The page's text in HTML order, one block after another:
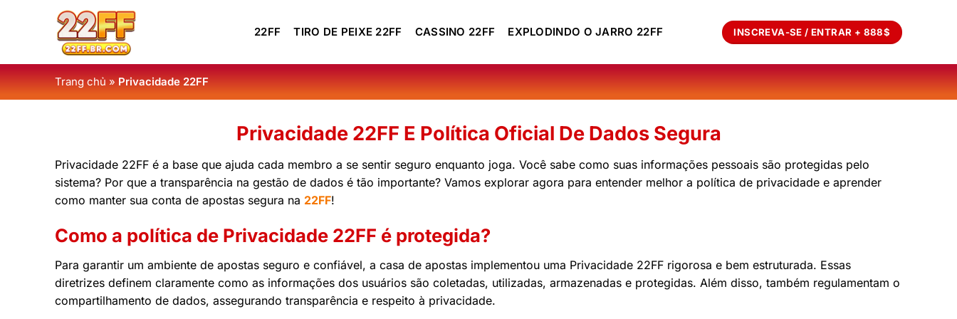
22FF TIRO DE PEIXE 22FF CASSINO 22FF EXPLODINDO O JARRO 22FF INSCREVA-SE / ENTRAR + 888$
Trang chủ»Privacidade 22FF
Privacidade 22FF E Política Oficial De Dados Segura
Privacidade 22FF é a base que ajuda cada membro a se sentir seguro enquanto joga. Você sabe como suas informações pessoais são protegidas pelo
sistema? Por que a transparência na gestão de dados é tão importante? Vamos explorar agora para entender melhor a política de privacidade e aprender
como manter sua conta de apostas segura na 22FF!
Como a política de Privacidade 22FF é protegida?
Para garantir um ambiente de apostas seguro e confiável, a casa de apostas implementou uma Privacidade 22FF rigorosa e bem estruturada. Essas
diretrizes definem claramente como as informações dos usuários são coletadas, utilizadas, armazenadas e protegidas. Além disso, também regulamentam o
compartilhamento de dados, assegurando transparência e respeito à privacidade.